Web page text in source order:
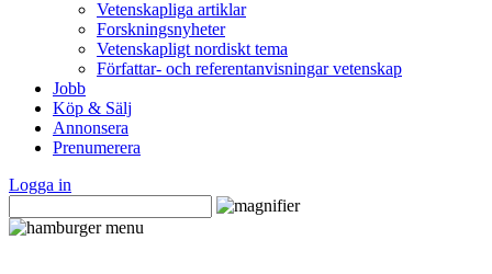
Vetenskapliga artiklar
Forskningsnyheter
Vetenskapligt nordiskt tema
Författar- och referentanvisningar vetenskap
Jobb
Köp & Sälj
Annonsera
Prenumerera
Logga in